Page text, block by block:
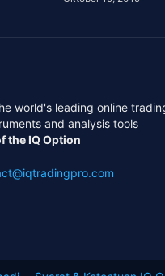
world's leading online
and analysis tools
the IQ Option